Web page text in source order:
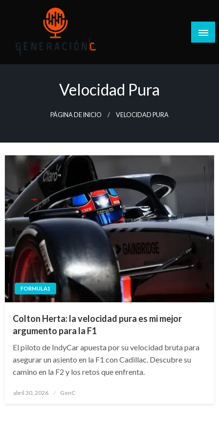
Velocidad Pura
PÁGINA DE INICIO VELOCIDAD PURA
FORMULA1
Colton Herta: la velocidad pura es mi mejor
argumento para la F1
El piloto de IndyCar apuesta por su velocidad bruta para
asegurar un asiento en la F1 con Cadillac. Descubre su
camino en la F2 y los retos que enfrenta.
Publicado
abril 30, 2026 GenC